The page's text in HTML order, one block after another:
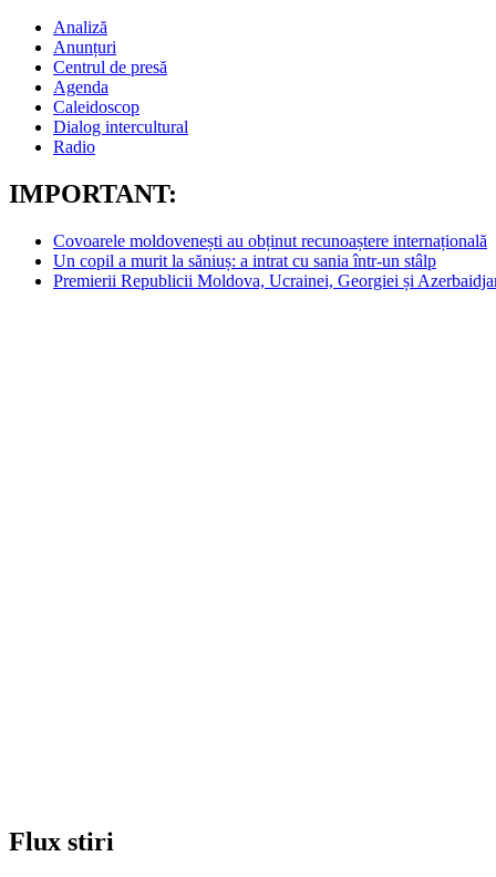
Analiză
Anunțuri
Centrul de presă
Agenda
Caleidoscop
Dialog intercultural
Radio
IMPORTANT:
Covoarele moldovenești au obținut recunoaștere internațională
Un copil a murit la săniuș: a intrat cu sania într-un stâlp
Premierii Republicii Moldova, Ucrainei, Georgiei și
Flux stiri